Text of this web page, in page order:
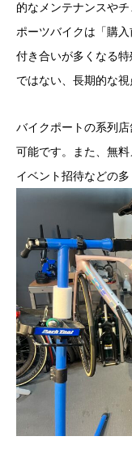
的なメンテナンスや
ポーツバイクは「購
付き合いが多くなる特
ではない、長期的な視
バイクポートの系列
可能です。また、無
イベント招待などの多